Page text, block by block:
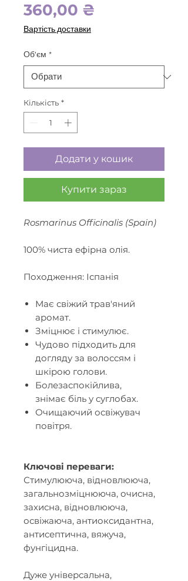
360,00 ₴
Вартість доставки
Об'єм *
Кількість *
Додати у кошик
Купити зараз
Rosmarinus Officinalis (Spain)
100% чиста ефірна олія.
Походження: Іспанія
Має свіжий трав'яний
аромат.
Зміцнює і стимулює.
Чудово підходить для
догляду за волоссям і
шкірою голови.
Болезаспокійлива,
знімає біль у суглобах.
Очищаючий освіжувач
повітря.
Ключові переваги:
Стимулююча, відновлююча,
загальнозміцнююча, очисна,
захисна, відновлююча,
освіжаюча, антиоксидантна,
антисептична, вяжуча,
фунгіцидна.
Дуже універсальна,